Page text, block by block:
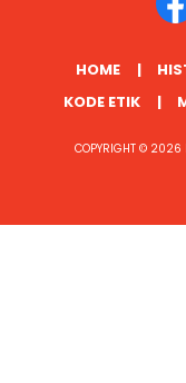
HOME
KODE ETIK
COPYRIGHT © 2026